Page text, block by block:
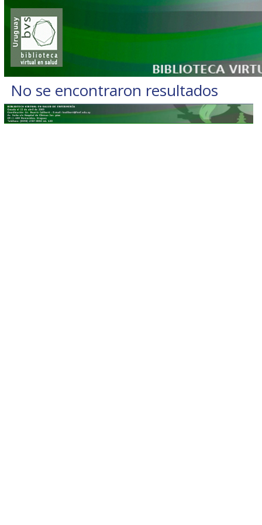
No se encontraron resultados